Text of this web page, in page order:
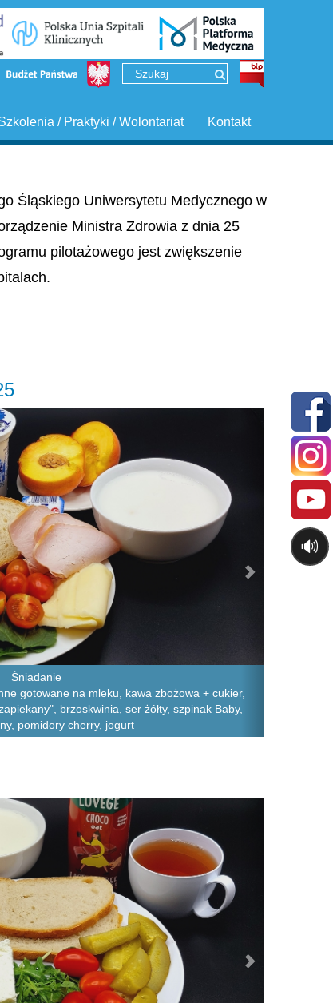
Kontakt
/ Praktyki / Wolontariat
Śląskiego Uniwersytetu Medycznego w
Ministra Zdrowia z dnia 25
pilotażowego jest zwiększenie
Śniadanie
gotowane na mleku, kawa zbożowa + cukier,
brzoskwinia, ser żółty, szpinak Baby,
pomidory cherry, jogurt
🔊